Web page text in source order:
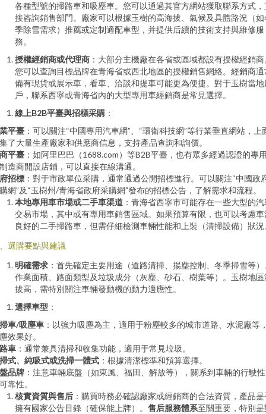
各種型號的掃路車和吸塵車。您可以通過其官方網站獲取聯系方式，
接咨詢銷售部門。廠家可以根據玉樹的高海拔、氣候及具體路況（如
季除雪需求）推薦或定制適配車型，并提供后續的技術支持與維修服
務。
授權經銷商或代理商 ：大部分主機廠在各省或區域都設有授權經銷
您可以查詢目標品牌在青海省或西北地區的授權銷售網絡。經銷商通
備有現貨或展示車，看車、洽談和提車可能更為便捷。對于玉樹當地
戶，聯系西寧或青海省內的大型專用車經銷商是常見選擇。
線上B2B平臺與招標采購 ：
平臺 ：可以關注“中國專用汽車網”、“環衛科技網”等行業垂直網站，上
了大量生產廠家和供應商信息，支持產品查詢和詢價。
平臺 ：如阿里巴巴（1688.com）等B2B平臺，也有眾多經過認證的專
造商開設店鋪，可以直接在線溝通。
招標 ：對于市政單位采購，通常通過公開招標進行。可以關注“中國政
網”及“玉樹州/青海省政府采購網”發布的招標公告，了解需求和流程。
本地專用車市場或二手車渠道 ：青海省西寧市可能存在一些大型的
交易市場，其中或有專用車銷售區域。如果預算有限，也可以考慮車
良好的二手掃路車，但需仔細檢測車輛性能和上裝（清掃設備）狀況
選購要點與建議
明確需求 ：首先確定主要用途（道路清掃、揚塵控制、冬季掃雪等）
作業面積、路面類型及垃圾成分（灰塵、砂石、樹葉等）。玉樹地區
拔高，需特別關注車輛發動機的動力適應性。
選擇車型 ：
車/吸塵車 ：以強力吸塵為主，適用于粉塵較多的城市道路、水泥廠等
效果好。
車 ：通常兼具清掃和收集功能，適用于常見垃圾。
式、純吸式或洗掃一體式 ：根據清潔標準和預算選擇。
品牌 ：注意車輛底盤（如東風、福田、解放等），關系到車輛的行駛
靠性。
核實資質與售后 ：購買時務必確認廠家或經銷商的合法資質，產品是
擁有國家公告目錄（確保能上牌）。 售后服務體系至關重要，特別是